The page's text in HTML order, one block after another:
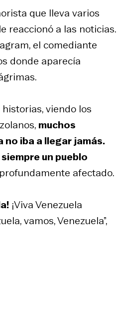
que lleva varios
reaccionó a las noticias.
el comediante
donde aparecía
viendo los
muchos
no iba a llegar jamás.
un pueblo
profundamente afectado.
¡Viva Venezuela
vamos, Venezuela”,